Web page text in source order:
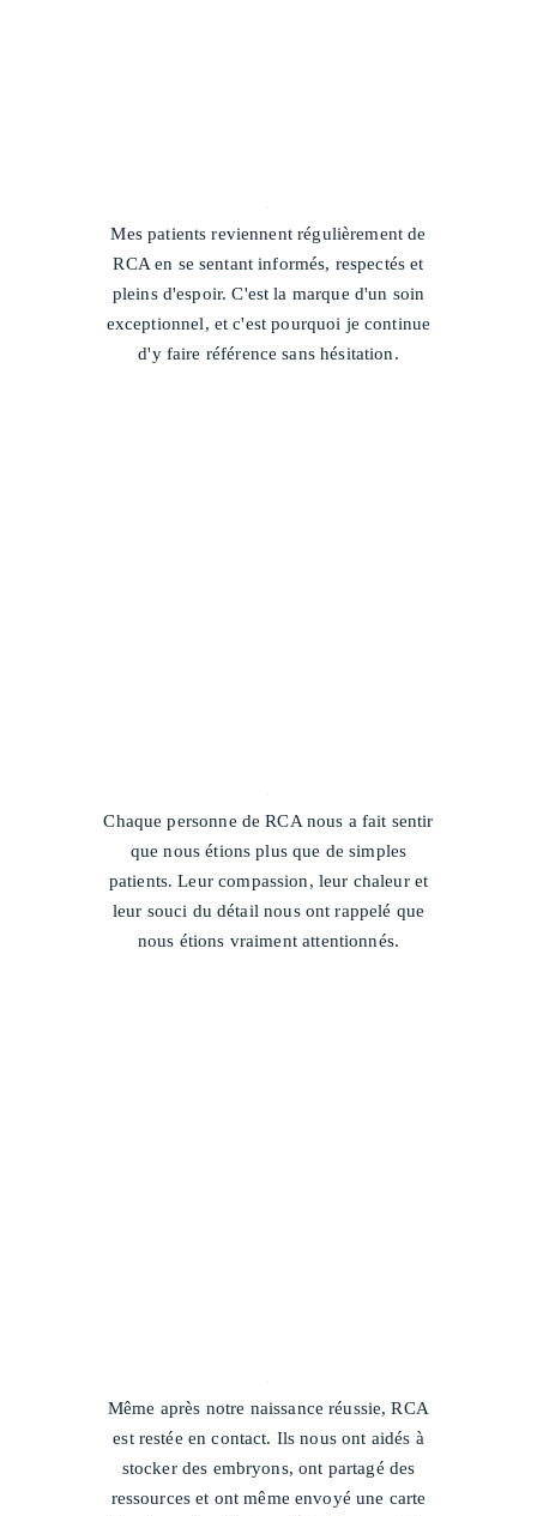
Mes patients reviennent régulièrement de
RCA en se sentant informés, respectés et
pleins d'espoir. C'est la marque d'un soin
exceptionnel, et c'est pourquoi je continue
d'y faire référence sans hésitation.
Chaque personne de RCA nous a fait sentir
que nous étions plus que de simples
patients. Leur compassion, leur chaleur et
leur souci du détail nous ont rappelé que
nous étions vraiment attentionnés.
Même après notre naissance réussie, RCA
est restée en contact. Ils nous ont aidés à
stocker des embryons, ont partagé des
ressources et ont même envoyé une carte